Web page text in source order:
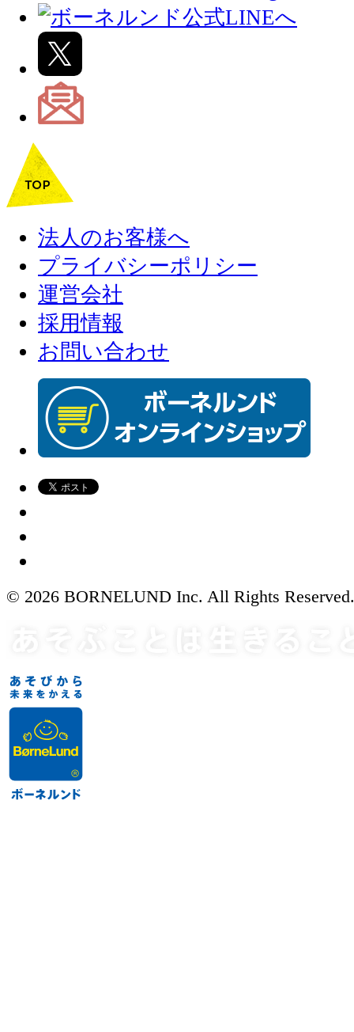
法人のお客様へ
プライバシーポリシー
運営会社
採用情報
お問い合わせ
© 2026 BORNELUND Inc. All Rights Reserved.